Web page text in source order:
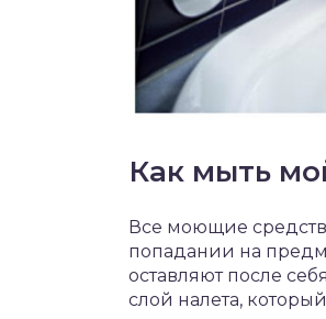
Как мыть
Все моющие
попадании на
оставляют после
слой налета,